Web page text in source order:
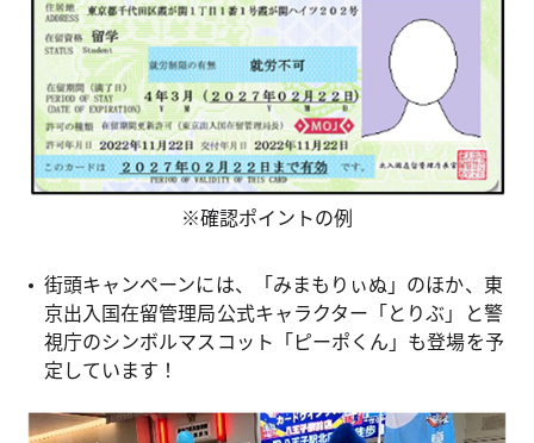
※確認ポイントの例
街頭キャンペーンには、「みまもりぃぬ」のほか、東
京出入国在留管理局公式キャラクター「とりぶ」と警
視庁のシンボルマスコット「ピーポくん」も登場を予
定しています！